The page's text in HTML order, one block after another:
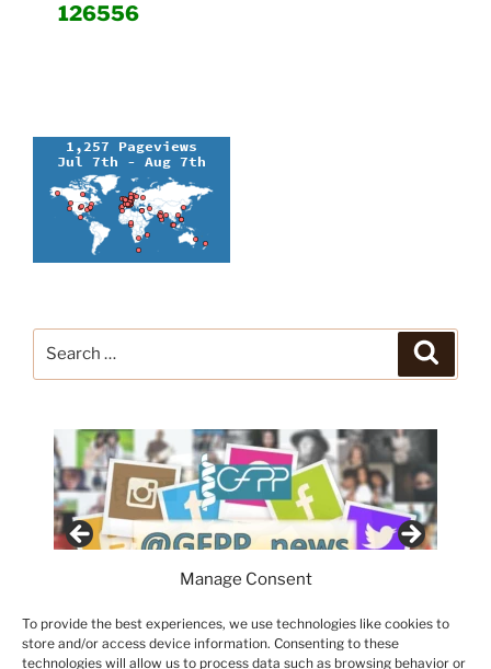
Manage Consent
To provide the best experiences, we use technologies like cookies to
store and/or access device information. Consenting to these
technologies will allow us to process data such as browsing behavior or
126556